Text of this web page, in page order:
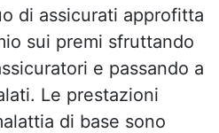
di assicurati approfitta
sui premi sfruttando
e passando a
Le prestazioni
di base sono